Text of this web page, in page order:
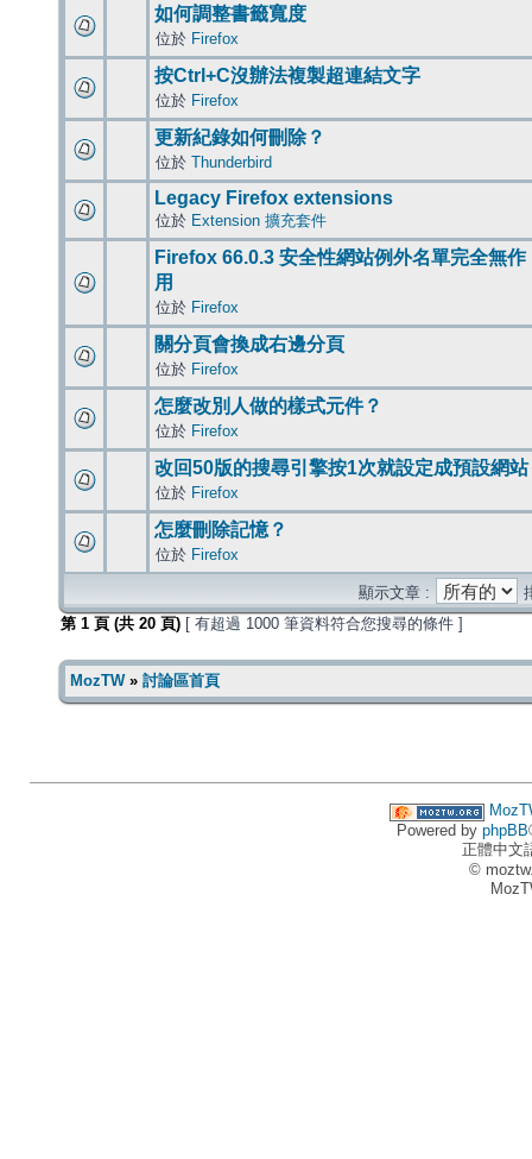
如何調整書籤寬度
位於 Firefox
按Ctrl+C沒辦法複製超連結文字
位於 Firefox
更新紀錄如何刪除？
位於 Thunderbird
Legacy Firefox extensions
位於 Extension 擴充套件
Firefox 66.0.3 安全性網站例外名單完全無作
用
位於 Firefox
關分頁會換成右邊分頁
位於 Firefox
怎麼改別人做的樣式元件？
位於 Firefox
改回50版的搜尋引擎按1次就設定成預設網站
位於 Firefox
怎麼刪除記憶？
位於 Firefox
顯示文章 :
第 1 頁 (共 20 頁) [ 有超過 1000 筆資料符合您搜尋的條件 ]
MozTW» 討論區首頁
Powered by phpBB
正體中文
©